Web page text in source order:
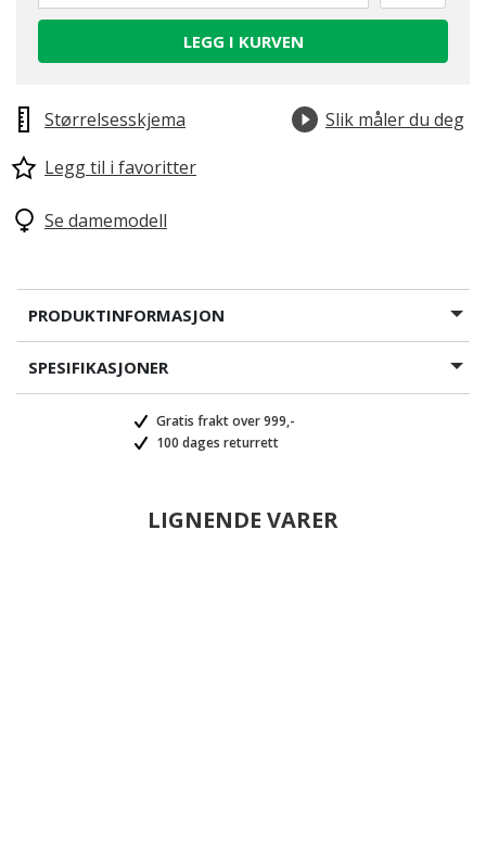
LEGG I KURVEN
Størrelsesskjema
Slik måler du deg
Legg til i favoritter
Se damemodell
PRODUKTINFORMASJON
SPESIFIKASJONER
Gratis frakt over 999,-
100 dages returrett
LIGNENDE VARER